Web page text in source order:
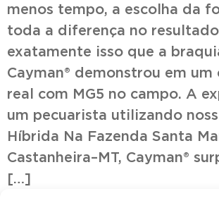
menos tempo, a escolha da
toda a diferença no
exatamente isso que a
Cayman® demonstrou em
real com MG5 no campo. A
um pecuarista utilizando
Híbrida Na Fazenda Santa
Castanheira–MT, Cayman®
[…]